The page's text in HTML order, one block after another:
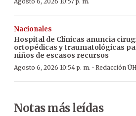
Nacionales
Hospital de Clínicas anuncia
ortopédicas y traumatológicas
niños de escasos recursos
Agosto 6, 2026 10:54 p. m. · Redacción ÚH
Notas más leídas